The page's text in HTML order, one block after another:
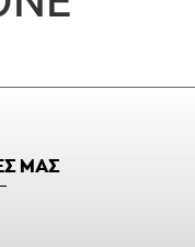
ΜΑΣ